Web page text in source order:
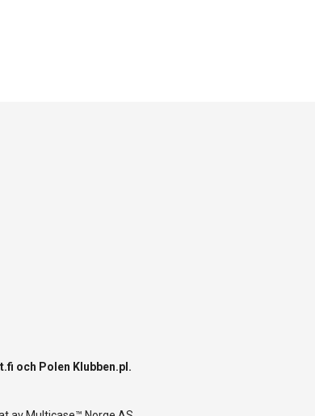
och Polen Klubben.pl .